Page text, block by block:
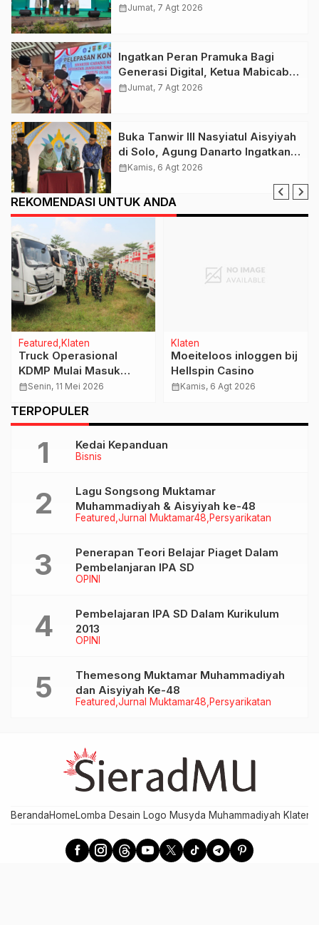
Nashir Buka Muktamar ke-15
calendar_monthJumat, 7 Agt 2026
Ingatkan Peran Pramuka Bagi
Generasi Digital, Ketua Mabicab
Gerakan Pramuka Klaten Lepas
calendar_monthJumat, 7 Agt 2026
Buka Tanwir III Nasyiatul Aisyiyah
di Solo, Agung Danarto Ingatkan
Tigal Hal Ini Untuk Para Kader NA
calendar_monthKamis, 6 Agt 2026
REKOMENDASI UNTUK ANDA
Featured Klaten
Truck Operasional
KDMP Mulai Masuk
Klaten, Dandim Lakukan
Kelayakannya
calendar_monthSenin, 11 Mei 2026
Klaten
Moeiteloos inloggen bij
Hellspin Casino
calendar_monthKamis, 6 Agt 2026
TERPOPULER
Bisnis
Kedai Kepanduan
Featured Jurnal Muktamar48 Persyarikatan
Lagu Songsong Muktamar
Muhammadiyah & Aisyiyah ke-48
OPINI
Penerapan Teori Belajar Piaget Dalam
Pembelanjaran IPA SD
OPINI
Pembelajaran IPA SD Dalam Kurikulum
2013
Featured Jurnal Muktamar48 Persyarikatan
Themesong Muktamar Muhammadiyah
dan Aisyiyah Ke-48
BerandaHomeLomba Desain Logo Musyda Muhammadiyah Klaten